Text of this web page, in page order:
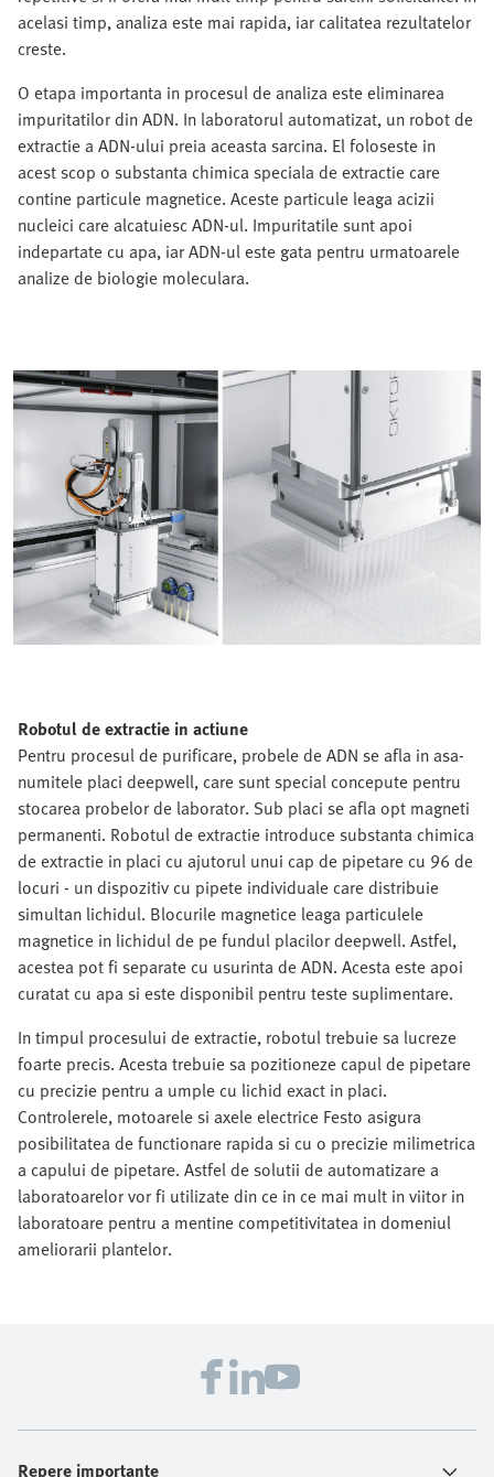
acelasi timp, analiza este mai rapida, iar calitatea rezultatelor
creste.
O etapa importanta in procesul de analiza este eliminarea
impuritatilor din ADN. In laboratorul automatizat, un robot de
extractie a ADN-ului preia aceasta sarcina. El foloseste in
acest scop o substanta chimica speciala de extractie care
contine particule magnetice. Aceste particule leaga acizii
nucleici care alcatuiesc ADN-ul. Impuritatile sunt apoi
indepartate cu apa, iar ADN-ul este gata pentru urmatoarele
analize de biologie moleculara.
Robotul de extractie in actiune
Pentru procesul de purificare, probele de ADN se afla in asa-
numitele placi deepwell, care sunt special concepute pentru
stocarea probelor de laborator. Sub placi se afla opt magneti
permanenti. Robotul de extractie introduce substanta chimica
de extractie in placi cu ajutorul unui cap de pipetare cu 96 de
locuri - un dispozitiv cu pipete individuale care distribuie
simultan lichidul. Blocurile magnetice leaga particulele
magnetice in lichidul de pe fundul placilor deepwell. Astfel,
acestea pot fi separate cu usurinta de ADN. Acesta este apoi
curatat cu apa si este disponibil pentru teste suplimentare.
In timpul procesului de extractie, robotul trebuie sa lucreze
foarte precis. Acesta trebuie sa pozitioneze capul de pipetare
cu precizie pentru a umple cu lichid exact in placi.
Controlerele, motoarele si axele electrice Festo asigura
posibilitatea de functionare rapida si cu o precizie milimetrica
a capului de pipetare. Astfel de solutii de automatizare a
laboratoarelor vor fi utilizate din ce in ce mai mult in viitor in
laboratoare pentru a mentine competitivitatea in domeniul
ameliorarii plantelor.
Repere importante